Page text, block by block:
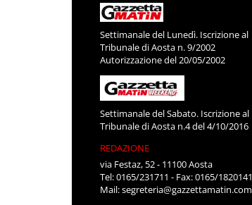
Settimanale del Lunedì. Iscrizione al
Tribunale di Aosta n. 9/2002
Autorizzazione del 20/05/2002
Settimanale del Sabato. Iscrizione al
Tribunale di Aosta n.4 del 4/10/2016
REDAZIONE
via Festaz, 52 - 11100 Aosta
Tel: 0165/231711 - Fax: 0165/1820141
Mail:segreteria@gazzettamatin.com